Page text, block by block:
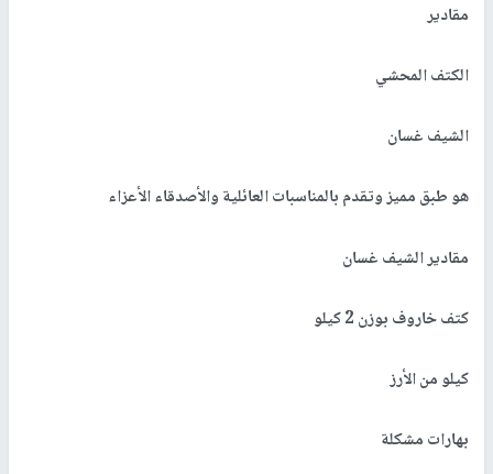
مقادير
الكتف المحشي
الشيف غسان
هو طبق مميز وتقدم بالمناسبات العائلية والأصدقاء الأعزاء
مقادير الشيف غسان
كتف خاروف بوزن 2 كيلو
كيلو من الأرز
بهارات مشكلة